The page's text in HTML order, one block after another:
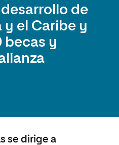
de
y el Caribe y
becas y
se dirige a